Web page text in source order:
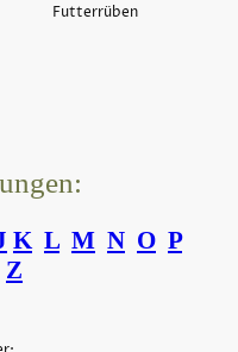
Futterrüben
K L M N O P
Z